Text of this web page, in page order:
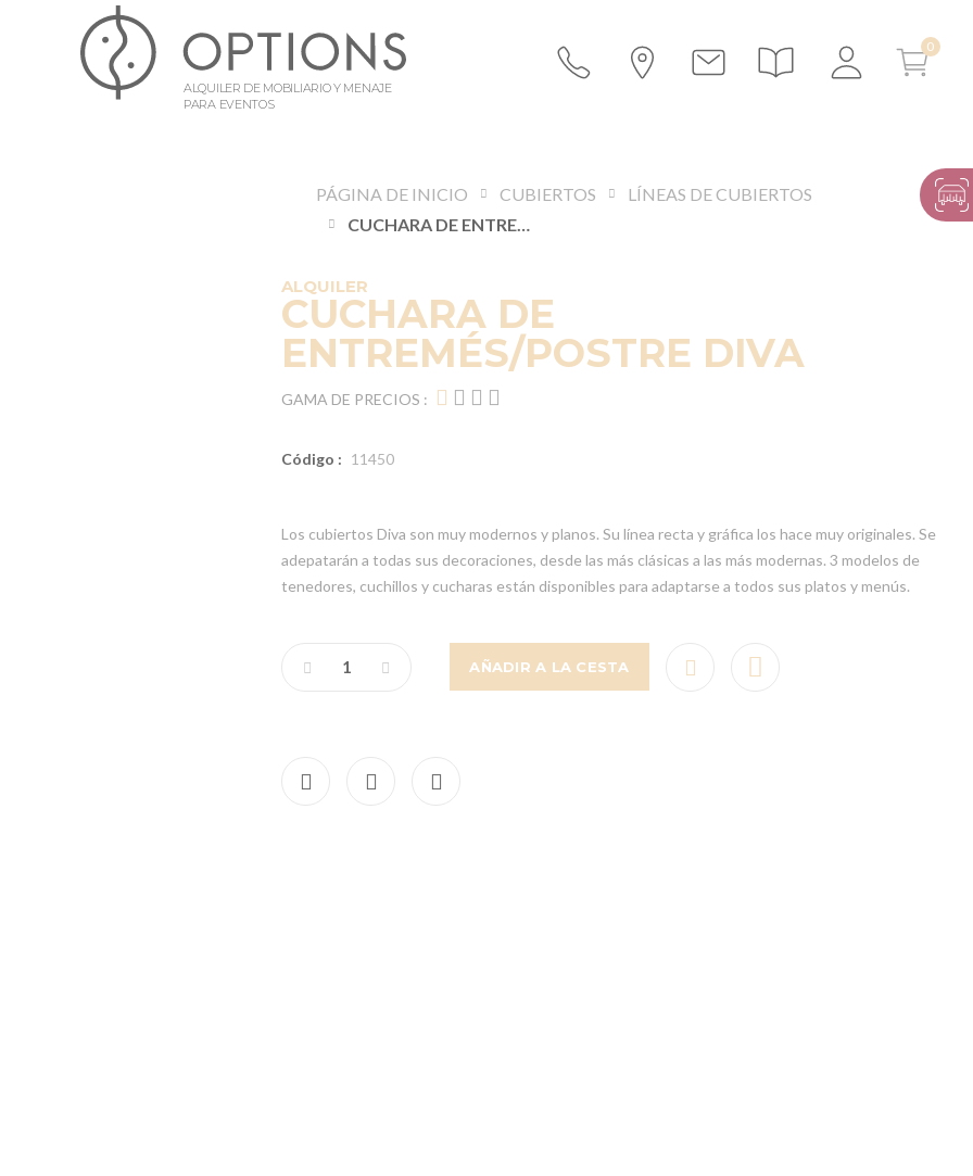
ALQUILER DE MOBILIARIO Y MENAJE
PARA EVENTOS
PÁGINA DE INICIO CUBIERTOS
LÍNEAS DE CUBIERTOS
CUCHARA DE ENTREMÉS/POSTRE DIVA
ALQUILER
CUCHARA DE
ENTREMÉS/POSTRE DIVA
GAMA DE PRECIOS :
Código : 11450
Los cubiertos Diva son muy modernos y planos. Su línea recta y gráfica los hace muy originales. Se
adepatarán a todas sus decoraciones, desde las más clásicas a las más modernas. 3 modelos de
tenedores, cuchillos y cucharas están disponibles para adaptarse a todos sus platos y menús.
AÑADIR A LA CESTA